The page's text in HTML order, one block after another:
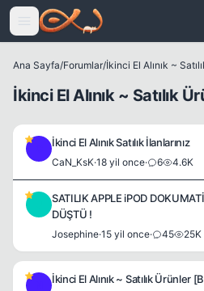
Icerige atla
Ana Sayfa/Forumlar/İkinci El Alınık ~
İkinci El Alınık ~ Satılık
İkinci El Alınık Satılık İlanlarınız
CaN_KsK·18 yil once· 6 4.6K
SATILIK APPLE iPOD
DÜŞTÜ !
Josephine·15 yil once· 45 25K
İkinci El Alınık ~ Satılık Ürünler